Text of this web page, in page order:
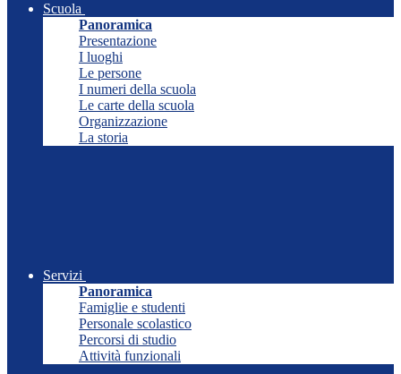
Scuola
Panoramica
Presentazione
I luoghi
Le persone
I numeri della scuola
Le carte della scuola
Organizzazione
La storia
Servizi
Panoramica
Famiglie e studenti
Personale scolastico
Percorsi di studio
Attività funzionali